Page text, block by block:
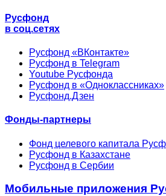
Русфонд
в соц.сетях
Русфонд «ВКонтакте»
Русфонд в Telegram
Youtube Русфонда
Русфонд в «Одноклассниках»
Русфонд.Дзен
Фонды-партнеры
Фонд целевого капитала
Русфонд в Казахстане
Русфонд в Сербии
Мобильные приложения